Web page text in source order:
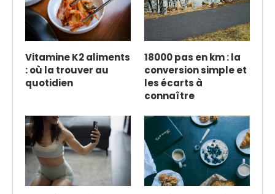
Vitamine K2 aliments
: où la trouver au
quotidien
18000 pas en km : la
conversion simple et
les écarts à
connaître